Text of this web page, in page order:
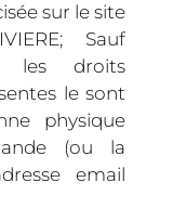
sur le site
Sauf
les droits
le sont
physique
(ou la
email